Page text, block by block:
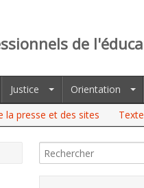
de
Justice Orientation
la presse et des sites